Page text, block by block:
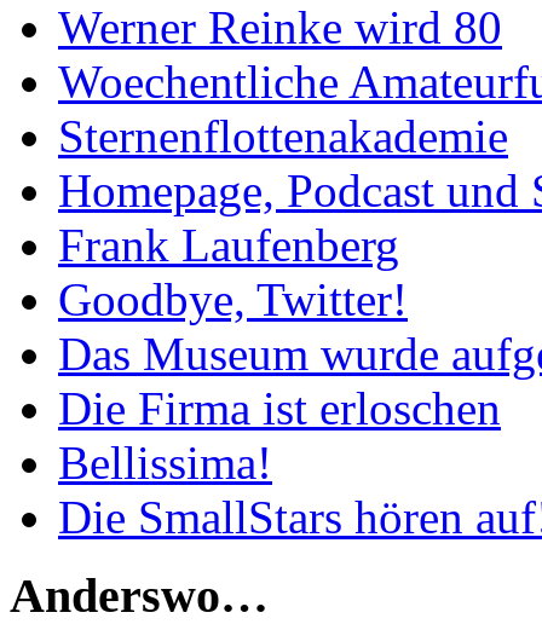
Werner Reinke wird 80
Woechentliche
Sternenflottenakademie
Homepage, Podcast
Frank Laufenberg
Goodbye, Twitter!
Das Museum wurde
Die Firma ist erloschen
Bellissima!
Die SmallStars hören
Anderswo…